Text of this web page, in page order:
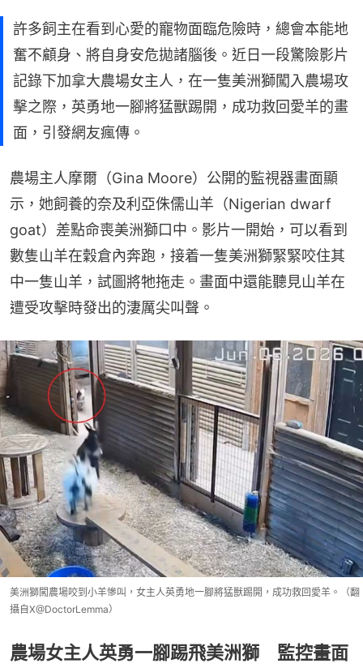
許多飼主在看到心愛的寵物面臨危險時，總會本能地
奮不顧身、將自身安危拋諸腦後。近日一段驚險影片
記錄下加拿大農場女主人，在一隻美洲獅闖入農場攻
擊之際，英勇地一腳將猛獸踢開，成功救回愛羊的畫
面，引發網友瘋傳。
農場主人摩爾（Gina Moore）公開的監視器畫面顯
示，她飼養的奈及利亞侏儒山羊（Nigerian dwarf
goat）差點命喪美洲獅口中。影片一開始，可以看到
數隻山羊在穀倉內奔跑，接着一隻美洲獅緊緊咬住其
中一隻山羊，試圖將牠拖走。畫面中還能聽見山羊在
遭受攻擊時發出的淒厲尖叫聲。
美洲獅闖農場咬到小羊慘叫，女主人英勇地一腳將猛獸踢開，成功救回愛羊。（翻
攝自X@DoctorLemma）
農場女主人英勇一腳踢飛美洲獅 監控畫面